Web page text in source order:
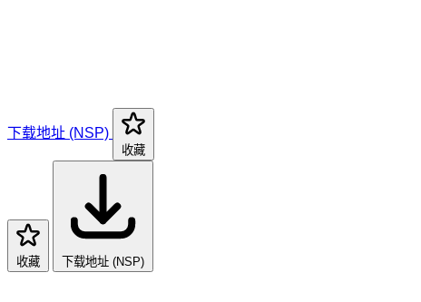
下载地址 (NSP)
收藏
收藏 下载地址 (NSP)